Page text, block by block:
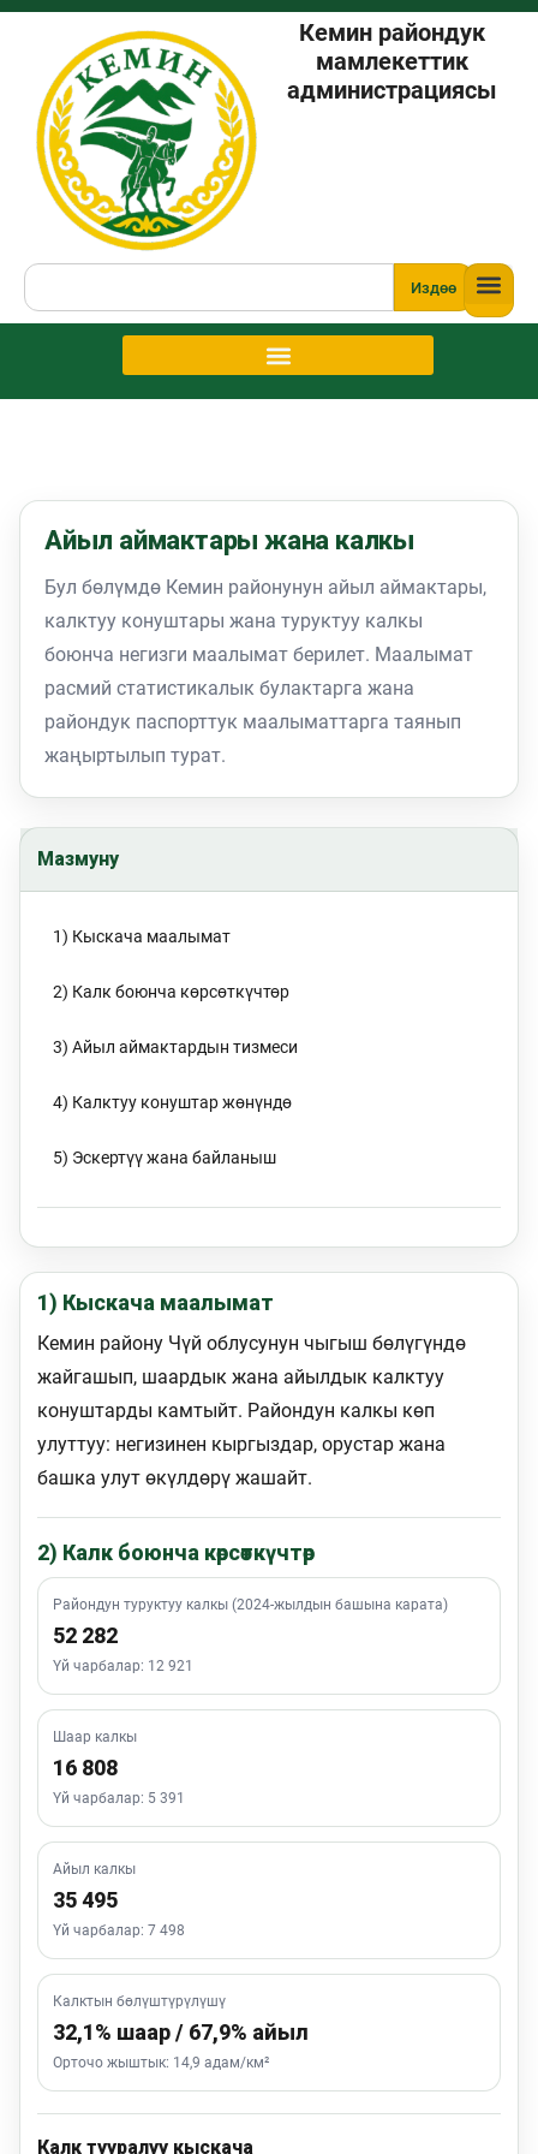
Кемин райондук
мамлекеттик
администрациясы
Издөө
Айыл аймактары жана калкы
Бул бөлүмдө Кемин районунун айыл аймактары,
калктуу конуштары жана туруктуу калкы
боюнча негизги маалымат берилет. Маалымат
расмий статистикалык булактарга жана
райондук паспорттук маалыматтарга таянып
жаңыртылып турат.
Мазмуну
1) Кыскача маалымат
2) Калк боюнча көрсөткүчтөр
3) Айыл аймактардын тизмеси
4) Калктуу конуштар жөнүндө
5) Эскертүү жана байланыш
1) Кыскача маалымат
Кемин району Чүй облусунун чыгыш бөлүгүндө
жайгашып, шаардык жана айылдык калктуу
конуштарды камтыйт. Райондун калкы көп
улуттуу: негизинен кыргыздар, орустар жана
башка улут өкүлдөрү жашайт.
2) Калк боюнча көрсөткүчтөр
Райондун туруктуу калкы (2024-жылдын башына карата)
52 282
Үй чарбалар: 12 921
Шаар калкы
16 808
Үй чарбалар: 5 391
Айыл калкы
35 495
Үй чарбалар: 7 498
Калктын бөлүштүрүлүшү
32,1% шаар / 67,9% айыл
Орточо жыштык: 14,9 адам/км²
Калк тууралуу кыскача